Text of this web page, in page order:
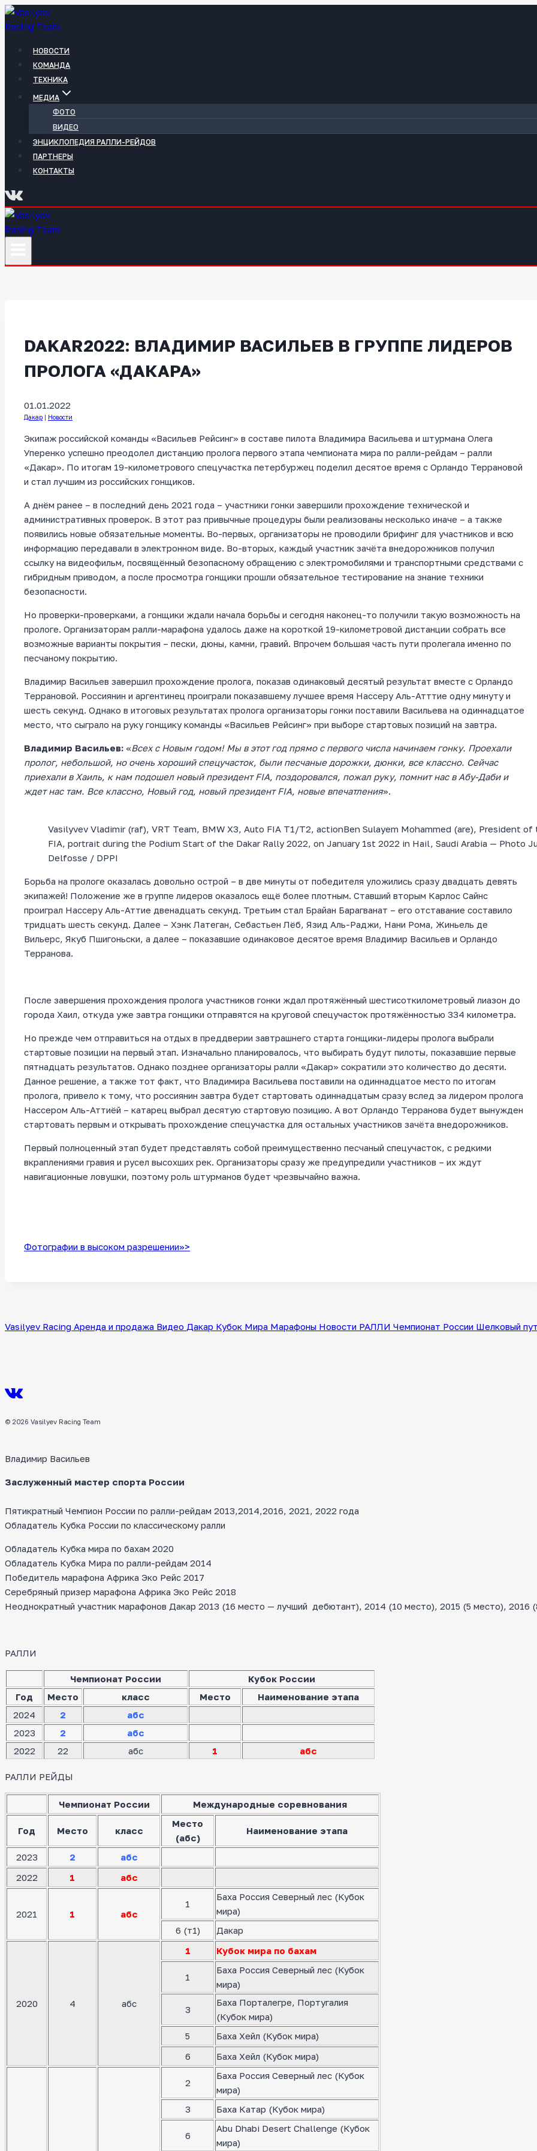
Перейти
к
НОВОСТИ
КОМАНДА
ТЕХНИКА
МЕДИА
ФОТО
ВИДЕО
ЭНЦИКЛОПЕДИЯ РАЛЛИ-РЕЙДОВ
ПАРТНЕРЫ
КОНТАКТЫ
DAKAR2022: ВЛАДИМИР ВАСИЛЬЕВ В ГРУППЕ ЛИДЕРОВ
ПРОЛОГА «ДАКАРА»
01.01.2022
Дакар | Новости
Экипаж российской команды «Васильев Рейсинг» в составе пилота Владимира Васильева и штурмана Олега
Уперенко успешно преодолел дистанцию пролога первого этапа чемпионата мира по ралли-рейдам – ралли
«Дакар». По итогам 19-километрового спецучастка петербуржец поделил десятое время с Орландо Террановой
и стал лучшим из российских гонщиков.
А днём ранее – в последний день 2021 года – участники гонки завершили прохождение технической и
административных проверок. В этот раз привычные процедуры были реализованы несколько иначе – а также
появились новые обязательные моменты. Во-первых, организаторы не проводили брифинг для участников и всю
информацию передавали в электронном виде. Во-вторых, каждый участник зачёта внедорожников получил
ссылку на видеофильм, посвящённый безопасному обращению с электромобилями и транспортными средствами с
гибридным приводом, а после просмотра гонщики прошли обязательное тестирование на знание техники
безопасности.
Но проверки-проверками, а гонщики ждали начала борьбы и сегодня наконец-то получили такую возможность на
прологе. Организаторам ралли-марафона удалось даже на короткой 19-километровой дистанции собрать все
возможные варианты покрытия – пески, дюны, камни, гравий. Впрочем большая часть пути пролегала именно по
песчаному покрытию.
Владимир Васильев завершил прохождение пролога, показав одинаковый десятый результат вместе с Орландо
Террановой. Россиянин и аргентинец проиграли показавшему лучшее время Нассеру Аль-Атттие одну минуту и
шесть секунд. Однако в итоговых результатах пролога организаторы гонки поставили Васильева на одиннадцатое
место, что сыграло на руку гонщику команды «Васильев Рейсинг» при выборе стартовых позиций на завтра.
Владимир Васильев: «Всех с Новым годом! Мы в этот год прямо с первого числа начинаем гонку. Проехали
пролог, небольшой, но очень хороший спецучасток, были песчаные дорожки, дюнки, все классно. Сейчас
приехали в Хаиль, к нам подошел новый президентFIA, поздоровался, пожал руку, помнит нас в Абу-Даби и
ждет нас там. Все классно, Новый год, новый президентFIA, новые впечатления».
Vasilyvev Vladimir (raf), VRT Team, BMW X3, Auto FIA T1/T2, actionBen Sulayem Mohammed (are), President of
FIA, portrait during the Podium Start of the Dakar Rally 2022, on January 1st 2022 in Hail, Saudi Arabia — Photo
Delfosse / DPPI
Борьба на прологе оказалась довольно острой – в две минуты от победителя уложились сразу двадцать девять
экипажей! Положение же в группе лидеров оказалось ещё более плотным. Ставший вторым Карлос Сайнс
проиграл Нассеру Аль-Аттие двенадцать секунд. Третьим стал Брайан Барагванат – его отставание составило
тридцать шесть секунд. Далее – Хэнк Латеган, Себастьен Лёб, Язид Аль-Раджи, Нани Рома, Жиньель де
Вильерс, Якуб Пшигоньски, а далее – показавшие одинаковое десятое время Владимир Васильев и Орландо
Терранова.
После завершения прохождения пролога участников гонки ждал протяжённый шестисоткилометровый лиазон до
города Хаил, откуда уже завтра гонщики отправятся на круговой спецучасток протяжённостью 334 километра.
Но прежде чем отправиться на отдых в преддверии завтрашнего старта гонщики-лидеры пролога выбрали
стартовые позиции на первый этап. Изначально планировалось, что выбирать будут пилоты, показавшие первые
пятнадцать результатов. Однако позднее организаторы ралли «Дакар» сократили это количество до десяти.
Данное решение, а также тот факт, что Владимира Васильева поставили на одиннадцатое место по итогам
пролога, привело к тому, что россиянин завтра будет стартовать одиннадцатым сразу вслед за лидером пролога
Нассером Аль-Аттиёй – катарец выбрал десятую стартовую позицию. А вот Орландо Терранова будет вынужден
стартовать первым и открывать прохождение спецучастка для остальных участников зачёта внедорожников.
Первый полноценный этап будет представлять собой преимущественно песчаный спецучасток, с редкими
вкраплениями гравия и русел высохших рек. Организаторы сразу же предупредили участников – их ждут
навигационные ловушки, поэтому роль штурманов будет чрезвычайно важна.
Фотографии в высоком разрешении>>>
Vasilyev Racing Аренда и продажа Видео Дакар Кубок Мира Марафоны Новости РАЛЛИ Чемпионат России Шелковый
© 2026 Vasilyev Racing Team
Владимир Васильев
Заслуженный мастер спорта России
Пятикратный Чемпион России по ралли-рейдам 2013,2014,2016, 2021, 2022 года
Обладатель Кубка России по классическому ралли
Обладатель Кубка мира по бахам 2020
Обладатель Кубка Мира по ралли-рейдам 2014
Победитель марафона Африка Эко Рейс 2017
Серебряный призер марафона Африка Эко Рейс 2018
Неоднократный участник марафонов Дакар 2013 (16 место — лучший дебютант), 2014 (10 место), 2015 (5 место), 2016
РАЛЛИ
Чемпионат России
Кубок России
Год
Место класс Место
Наименование этапа
2024
2
абс
2023
2
абс
2022
22 абс 1 абс
РАЛЛИ РЕЙДЫ
Чемпионат России Международные соревнования
Год Место класс
Место
(абс)
Наименование этапа
2023 2
абс
2022
1 абс
2021 1 абс
1
Баха Россия Северный лес (Кубок
мира)
6 (т1)
Дакар
2020 4 абс
1 Кубок мира по бахам
1
Баха Россия Северный лес (Кубок
мира)
3
Баха Порталегре, Португалия
(Кубок мира)
5
Баха Хейл (Кубок мира)
6
Баха Хейл (Кубок мира)
2
Баха Россия Северный лес (Кубок
мира)
3
Баха Катар (Кубок мира)
6
Abu Dhabi Desert Challenge (Кубок
мира)